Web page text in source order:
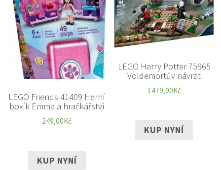
LEGO Friends 41409 Herní
boxík Emma a hračkářství
249,00Kč
KUP NYNÍ
LEGO Harry Potter 75965
Voldemortův návrat
1479,00Kč
KUP NYNÍ